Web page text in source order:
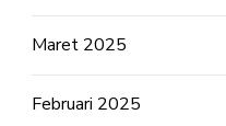
Maret 2025
Februari 2025